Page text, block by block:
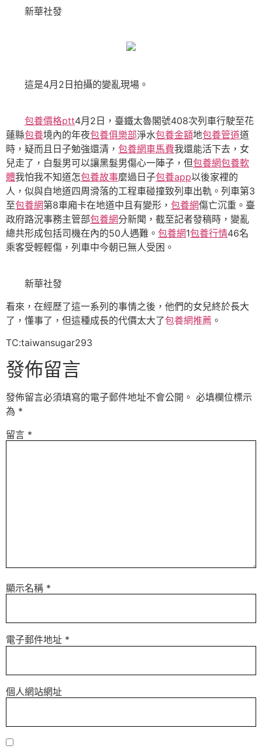
新華社發
這是4月2日拍攝的變亂現場。
包養價格ptt4月2日，臺鐵太魯閣號408次列車行駛至花
蓮縣包養境內的年夜包養俱樂部淨水包養金額地包養管道道
時，疑而且日子勉強還清， 包養網車馬費我還能活下去，女
兒走了，白髮男可以讓黑髮男傷心一陣子，但包養網包養軟
體我怕我不知道怎包養故事麼過日子包養app以後家裡的
人，似與自地道四周滑落的工程車碰撞致列車出軌。列車第3
至包養網第8車廂卡在地道中且有變形， 包養網傷亡沉重。臺
政府路況事務主管部包養網分新聞，截至記者發稿時，變亂
總共形成包括司機在內的50人遇難。 包養網1包養行情46名
乘客受輕輕傷，列車中今朝已無人受困。
新華社發
看來，在經歷了這一系列的事情之後，他們的女兒終於長大
了，懂事了，但這種成長的代價太大了包養網推薦 。
TC:taiwansugar293
發佈留言
發佈留言必須填寫的電子郵件地址不會公開。 必填欄位標示
為 *
留言 *
顯示名稱 *
電子郵件地址 *
個人網站網址